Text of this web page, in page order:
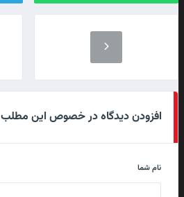
افزودن دیدگاه در خصوص این مطلب
نام شما